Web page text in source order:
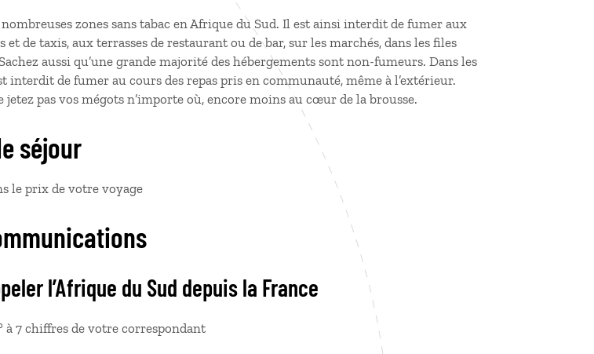
zones sans tabac en Afrique du Sud. Il est ainsi interdit de fumer aux
et de taxis, aux terrasses de restaurant ou de bar, sur les marchés, dans les files
aussi qu’une grande majorité des hébergements sont non-fumeurs. Dans les
interdit de fumer au cours des repas pris en communauté, même à l’extérieur.
jetez pas vos mégots n’importe où, encore moins au cœur de la brousse.
séjour
le prix de votre voyage
l’Afrique du Sud depuis la France
à 7 chiffres de votre correspondant